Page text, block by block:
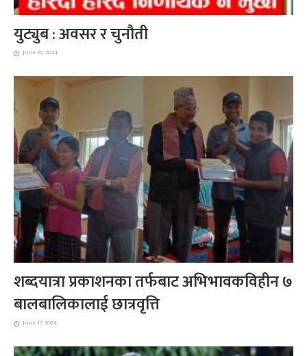
युट्युब : अवसर र चुनौती
June 26, 2024
शब्दयात्रा प्रकाशनका तर्फबाट अभिभावकविहीन ७
बालबालिकालाई छात्रवृत्ति
June 17, 2024